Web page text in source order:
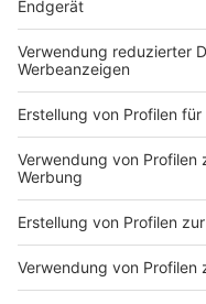
Du hast dir noch
Markiere sie hierfür